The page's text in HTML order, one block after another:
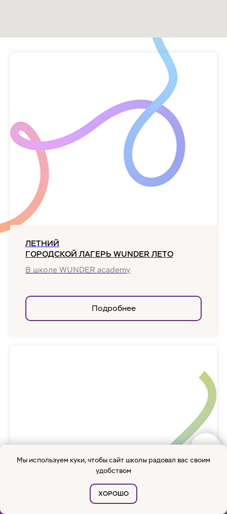
Стоимость и скидки
ЛЕТНИЙ
ГОРОДСКОЙ ЛАГЕРЬ WUNDER ЛЕТО
В школе WUNDER academy
Подробнее
Мы используем куки, чтобы сайт школы радовал вас своим
удобством
ХОРОШО